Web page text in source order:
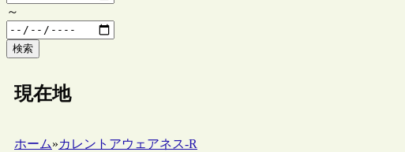
～
検索
現在地
ホーム»カレントアウェアネス-R